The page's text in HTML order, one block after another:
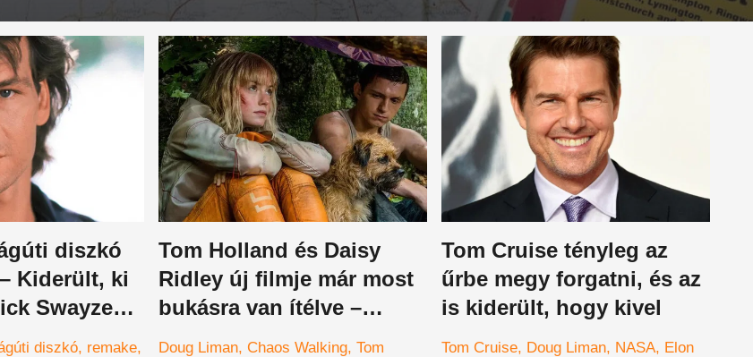
diszkó
Kiderült, ki
Swayze
diszkó remake
Tom Holland és Daisy
Ridley új filmje már most
bukásra van ítélve –
Chaos Walking-előzetes
Doug Liman Chaos Walking Tom
Tom Cruise tényleg az
űrbe megy forgatni, és az
is kiderült, hogy kivel
Tom Cruise Doug Liman NASA Elon